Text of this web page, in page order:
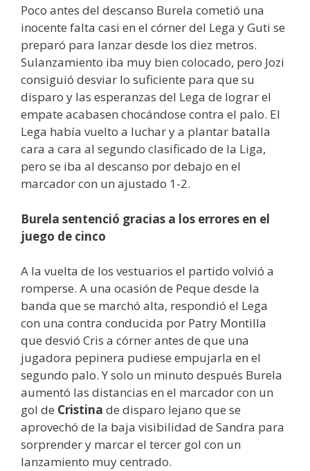
Poco antes del descanso Burela cometió una
inocente falta casi en el córner del Lega y Guti se
preparó para lanzar desde los diez metros.
Sulanzamiento iba muy bien colocado, pero Jozi
consiguió desviar lo suficiente para que su
disparo y las esperanzas del Lega de lograr el
empate acabasen chocándose contra el palo. El
Lega había vuelto a luchar y a plantar batalla
cara a cara al segundo clasificado de la Liga,
pero se iba al descanso por debajo en el
marcador con un ajustado 1-2.
Burela sentenció gracias a los errores en el
juego de cinco
A la vuelta de los vestuarios el partido volvió a
romperse. A una ocasión de Peque desde la
banda que se marchó alta, respondió el Lega
con una contra conducida por Patry Montilla
que desvió Cris a córner antes de que una
jugadora pepinera pudiese empujarla en el
segundo palo. Y solo un minuto después Burela
aumentó las distancias en el marcador con un
gol de Cristina de disparo lejano que se
aprovechó de la baja visibilidad de Sandra para
sorprender y marcar el tercer gol con un
lanzamiento muy centrado.